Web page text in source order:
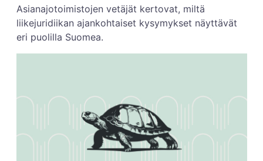
Asianajotoimistojen vetäjät kertovat, miltä
liikejuridiikan ajankohtaiset kysymykset näyttävät
eri puolilla Suomea.